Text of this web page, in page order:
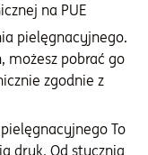
na PUE
pielęgnacyjnego.
możesz pobrać go
zgodnie z
To
druk. Od stycznia